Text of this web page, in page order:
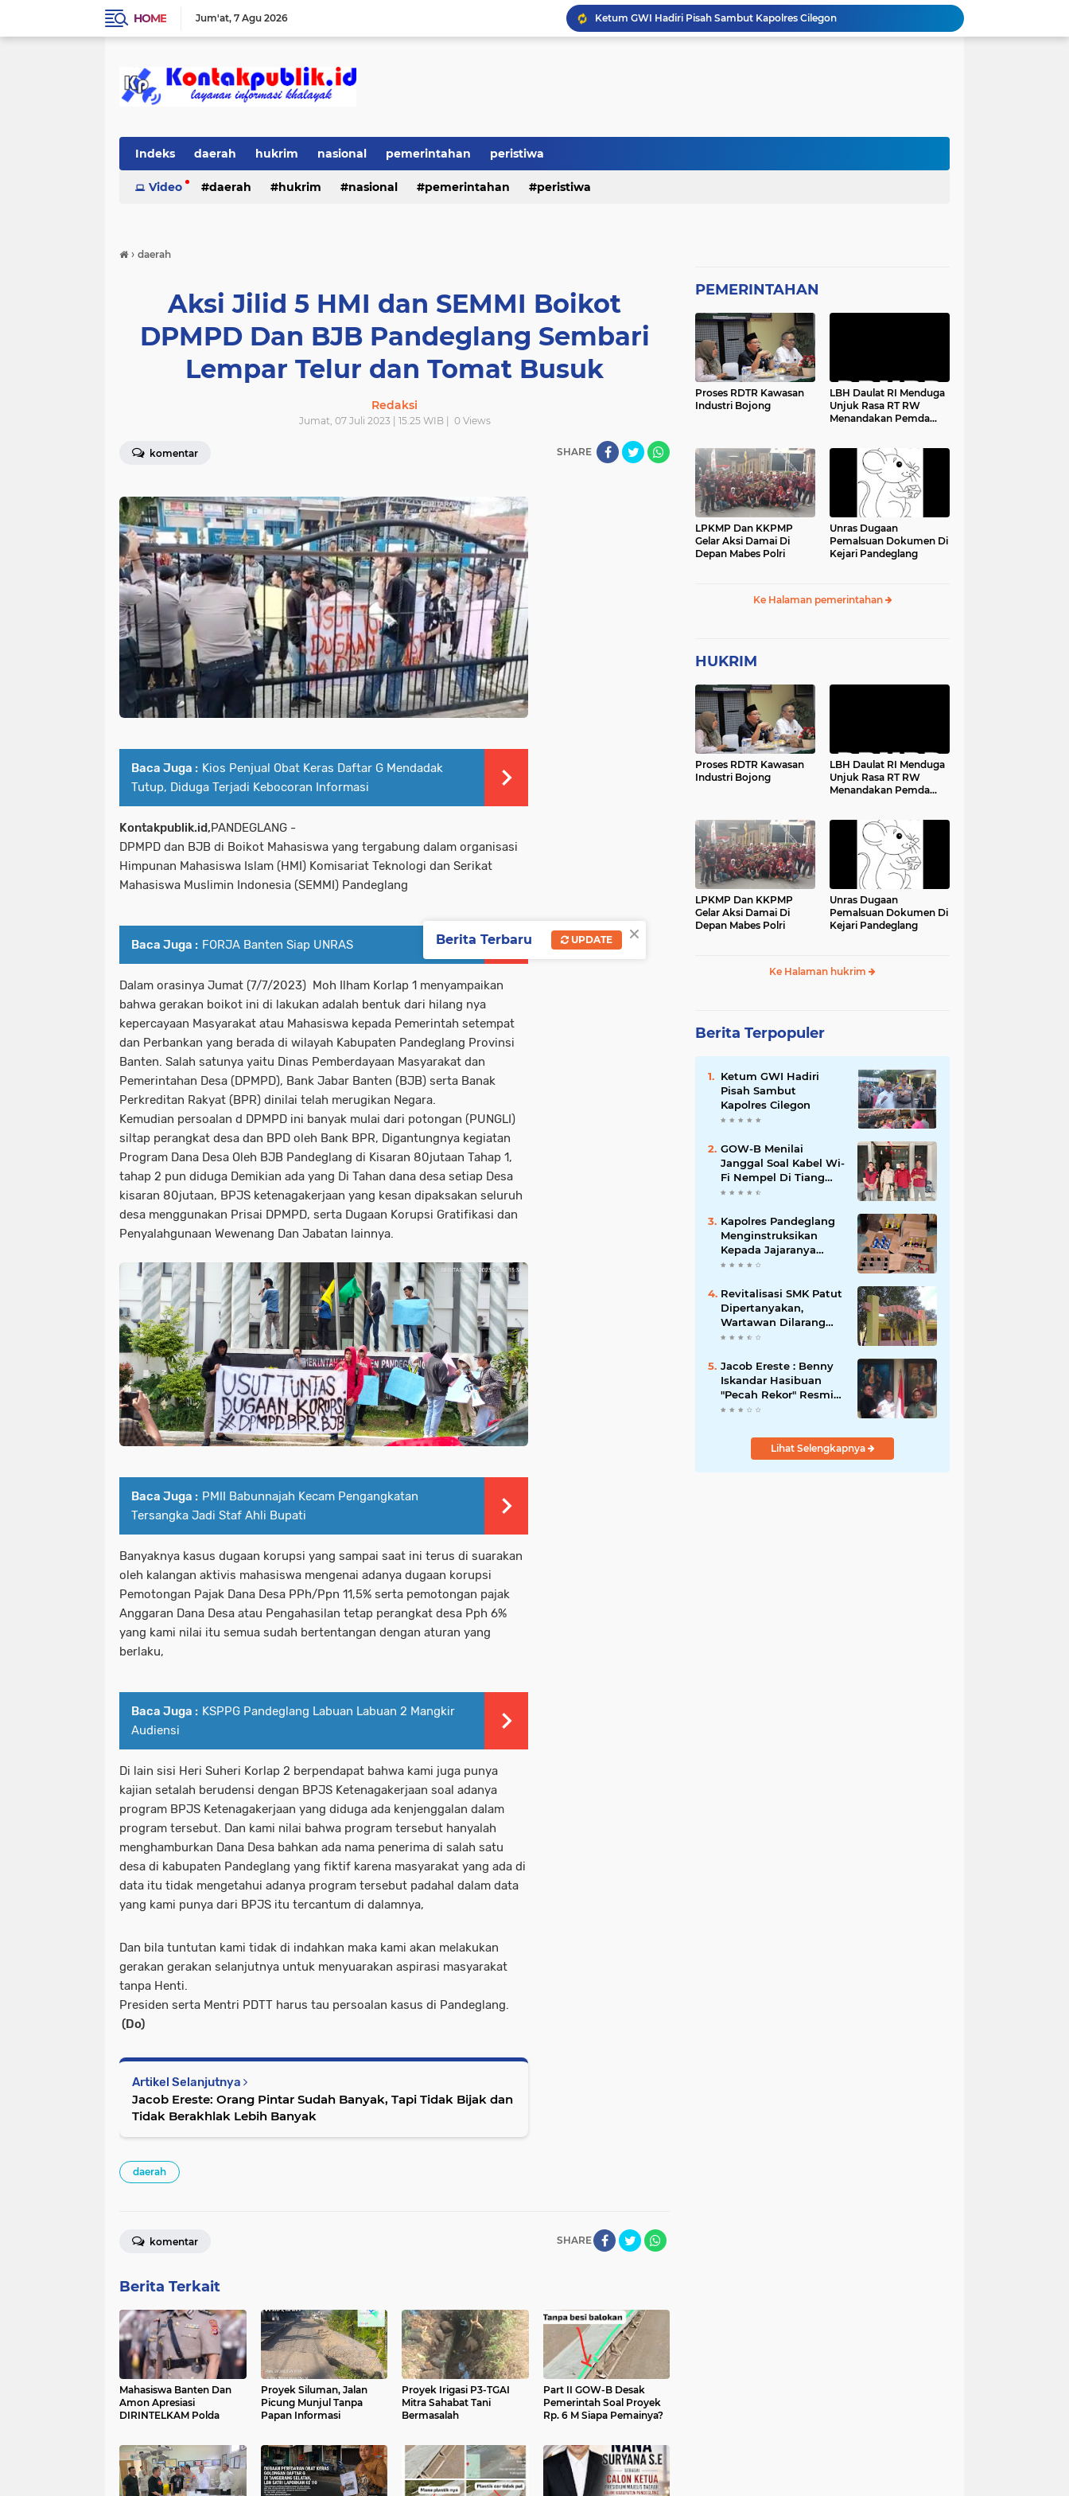
HOME Jum'at 7 Agu 2026
Ketum GWI Hadiri Pisah Sambut Kapolres Cilegon
Mahasiswa Banten Dan Amon Apresiasi DIRINTELKAM Polda
GWI Desak Polisi Usut Tuntas Jaringan Peredaran Obat Keras Daftar G di Pamulang
Indeks daerah hukrim nasional pemerintahan peristiwa
Video daerah hukrim nasional pemerintahan peristiwa
› daerah
Aksi Jilid 5 HMI dan SEMMI Boikot
DPMPD Dan BJB Pandeglang Sembari
Lempar Telur dan Tomat Busuk
Redaksi
Jumat, 07 Juli 2023 | 15.25 WIB | 0Views
komentar SHARE
Baca Juga : Kios Penjual Obat Keras Daftar G Mendadak
Tutup, Diduga Terjadi Kebocoran Informasi
Kontakpublik.id,PANDEGLANG -
DPMPD dan BJB di Boikot Mahasiswa yang tergabung dalam organisasi
Himpunan Mahasiswa Islam (HMI) Komisariat Teknologi dan Serikat
Mahasiswa Muslimin Indonesia (SEMMI) Pandeglang
Baca Juga : FORJA Banten Siap UNRAS
Dalam orasinya Jumat (7/7/2023) Moh Ilham Korlap 1 menyampaikan
bahwa gerakan boikot ini di lakukan adalah bentuk dari hilang nya
kepercayaan Masyarakat atau Mahasiswa kepada Pemerintah setempat
dan Perbankan yang berada di wilayah Kabupaten Pandeglang Provinsi
Banten. Salah satunya yaitu Dinas Pemberdayaan Masyarakat dan
Pemerintahan Desa (DPMPD), Bank Jabar Banten (BJB) serta Banak
Perkreditan Rakyat (BPR) dinilai telah merugikan Negara.
Kemudian persoalan d DPMPD ini banyak mulai dari potongan (PUNGLI)
siltap perangkat desa dan BPD oleh Bank BPR, Digantungnya kegiatan
Program Dana Desa Oleh BJB Pandeglang di Kisaran 80jutaan Tahap 1,
tahap 2 pun diduga Demikian ada yang Di Tahan dana desa setiap Desa
kisaran 80jutaan, BPJS ketenagakerjaan yang kesan dipaksakan seluruh
desa menggunakan Prisai DPMPD, serta Dugaan Korupsi Gratifikasi dan
Penyalahgunaan Wewenang Dan Jabatan lainnya.
Baca Juga : PMII Babunnajah Kecam Pengangkatan
Tersangka Jadi Staf Ahli Bupati
Banyaknya kasus dugaan korupsi yang sampai saat ini terus di suarakan
oleh kalangan aktivis mahasiswa mengenai adanya dugaan korupsi
Pemotongan Pajak Dana Desa PPh/Ppn 11,5% serta pemotongan pajak
Anggaran Dana Desa atau Pengahasilan tetap perangkat desa Pph 6%
yang kami nilai itu semua sudah bertentangan dengan aturan yang
berlaku,
Baca Juga : KSPPG Pandeglang Labuan Labuan 2 Mangkir
Audiensi
Di lain sisi Heri Suheri Korlap 2 berpendapat bahwa kami juga punya
kajian setalah berudensi dengan BPJS Ketenagakerjaan soal adanya
program BPJS Ketenagakerjaan yang diduga ada kenjenggalan dalam
program tersebut. Dan kami nilai bahwa program tersebut hanyalah
menghamburkan Dana Desa bahkan ada nama penerima di salah satu
desa di kabupaten Pandeglang yang fiktif karena masyarakat yang ada di
data itu tidak mengetahui adanya program tersebut padahal dalam data
yang kami punya dari BPJS itu tercantum di dalamnya,
Dan bila tuntutan kami tidak di indahkan maka kami akan melakukan
gerakan gerakan selanjutnya untuk menyuarakan aspirasi masyarakat
tanpa Henti.
Presiden serta Mentri PDTT harus tau persoalan kasus di Pandeglang.
(Do)
Artikel Selanjutnya
Jacob Ereste: Orang Pintar Sudah Banyak, Tapi Tidak Bijak dan
Tidak Berakhlak Lebih Banyak
daerah
SHARE
komentar
Berita Terkait
Mahasiswa Banten Dan
Amon Apresiasi
DIRINTELKAM Polda
Proyek Siluman, Jalan
Picung Munjul Tanpa
Papan Informasi
Proyek Irigasi P3-TGAI
Mitra Sahabat Tani
Bermasalah
Part II GOW-B Desak
Pemerintah Soal Proyek
Rp. 6 M Siapa Pemainya?
PEMERINTAHAN
Proses RDTR Kawasan
Industri Bojong
LBH Daulat RI Menduga
Unjuk Rasa RT RW
Menandakan Pemda
Kemana Kepala DPMPD
LPKMP Dan KKPMP
Gelar Aksi Damai Di
Depan Mabes Polri
Unras Dugaan
Pemalsuan Dokumen Di
Kejari Pandeglang
Ke Halaman pemerintahan
HUKRIM
Proses RDTR Kawasan
Industri Bojong
LBH Daulat RI Menduga
Unjuk Rasa RT RW
Menandakan Pemda
Kemana Kepala DPMPD
LPKMP Dan KKPMP
Gelar Aksi Damai Di
Depan Mabes Polri
Unras Dugaan
Pemalsuan Dokumen Di
Kejari Pandeglang
Ke Halaman hukrim
Berita Terpopuler
Ketum GWI Hadiri
Pisah Sambut
Kapolres Cilegon
GOW-B Menilai
Janggal Soal Kabel Wi-
Fi Nempel Di Tiang
Listrik
Kapolres Pandeglang
Menginstruksikan
Kepada Jajaranya
Memberantas
Revitalisasi SMK Patut
Dipertanyakan,
Wartawan Dilarang
Meluput
Jacob Ereste : Benny
Iskandar Hasibuan
"Pecah Rekor" Resmi
menyandang Bintang
Ngejokrok Berpangjat
Lihat Selengkapnya
×
Berita Terbaru UPDATE